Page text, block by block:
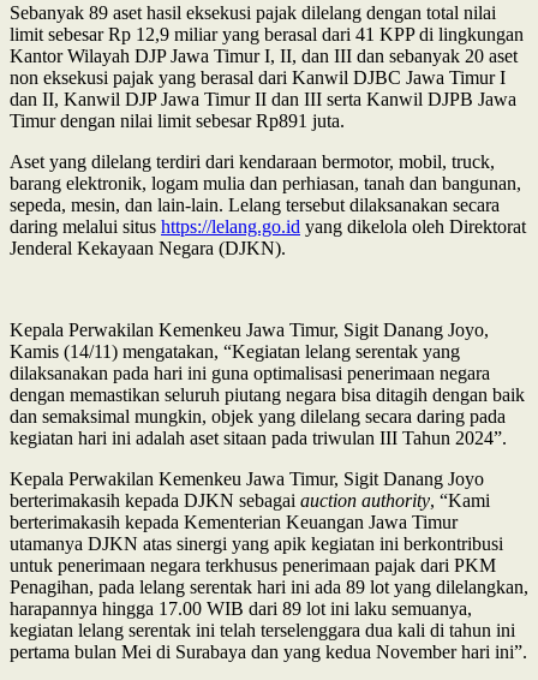
Sebanyak 89 aset hasil eksekusi pajak dilelang dengan total nilai
limit sebesar Rp 12,9 miliar yang berasal dari 41 KPP di lingkungan
Kantor Wilayah DJP Jawa Timur I, II, dan III dan sebanyak 20 aset
non eksekusi pajak yang berasal dari Kanwil DJBC Jawa Timur I
dan II, Kanwil DJP Jawa Timur II dan III serta Kanwil DJPB Jawa
Timur dengan nilai limit sebesar Rp891 juta.
Aset yang dilelang terdiri dari kendaraan bermotor, mobil, truck,
barang elektronik, logam mulia dan perhiasan, tanah dan bangunan,
sepeda, mesin, dan lain-lain. Lelang tersebut dilaksanakan secara
daring melalui situs https://lelang.go.id yang dikelola oleh Direktorat
Jenderal Kekayaan Negara (DJKN).
Kepala Perwakilan Kemenkeu Jawa Timur, Sigit Danang Joyo,
Kamis (14/11) mengatakan, “Kegiatan lelang serentak yang
dilaksanakan pada hari ini guna optimalisasi penerimaan negara
dengan memastikan seluruh piutang negara bisa ditagih dengan baik
dan semaksimal mungkin, objek yang dilelang secara daring pada
kegiatan hari ini adalah aset sitaan pada triwulan III Tahun 2024”.
Kepala Perwakilan Kemenkeu Jawa Timur, Sigit Danang Joyo
berterimakasih kepada DJKN sebagai auction authority, “Kami
berterimakasih kepada Kementerian Keuangan Jawa Timur
utamanya DJKN atas sinergi yang apik kegiatan ini berkontribusi
untuk penerimaan negara terkhusus penerimaan pajak dari PKM
Penagihan, pada lelang serentak hari ini ada 89 lot yang dilelangkan,
harapannya hingga 17.00 WIB dari 89 lot ini laku semuanya,
kegiatan lelang serentak ini telah terselenggara dua kali di tahun ini
pertama bulan Mei di Surabaya dan yang kedua November hari ini”.